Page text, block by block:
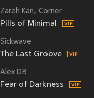
Zareh Kan Corner
Pills of Minimal
Sickwave
The Last Groove
Alex DB
Fear of Darkness